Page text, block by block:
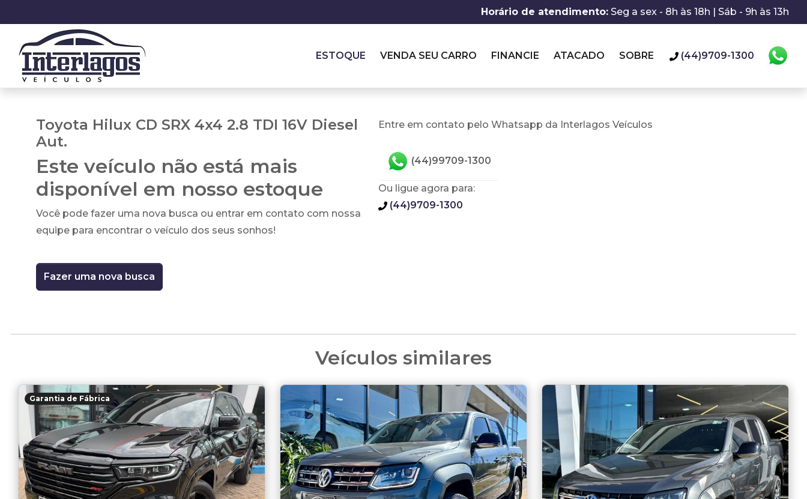
Horário de atendimento: Seg a sex - 8h às 18h | Sáb - 9h às 13h
ESTOQUE VENDA SEU CARRO FINANCIE ATACADO SOBRE (44)9709-1300
Toyota Hilux CD SRX 4x4 2.8 TDI 16V Diesel
Aut.
Este veículo não está mais
disponível em nosso estoque
Você pode fazer uma nova busca ou entrar em contato com nossa
equipe para encontrar o veículo dos seus sonhos!
Fazer uma nova busca
Entre em contato pelo Whatsapp da Interlagos Veículos
(44)99709-1300
Ou ligue agora para:
(44)9709-1300
Veículos similares
Garantia de Fábrica